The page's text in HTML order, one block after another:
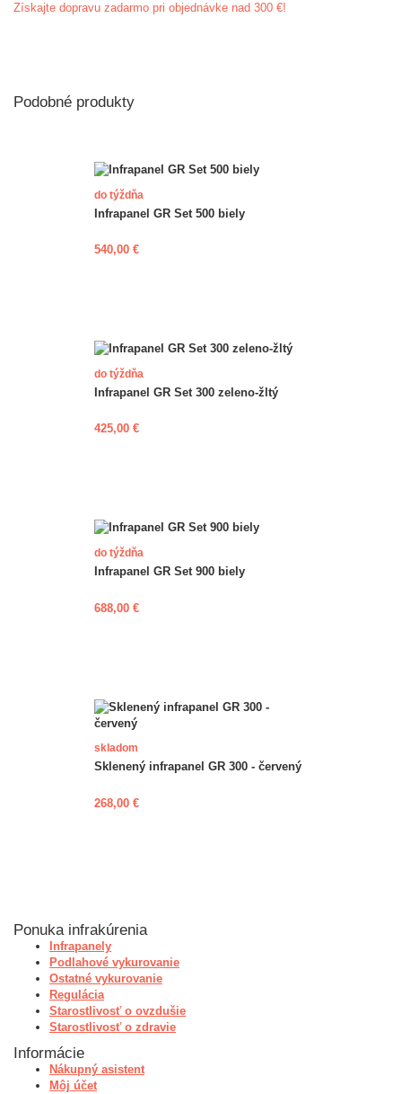
Získajte dopravu zadarmo pri objednávke nad 300 €!
Podobné produkty
do týždňa
Infrapanel GR Set 500 biely
540,00 €
do týždňa
Infrapanel GR Set 300 zeleno-žltý
425,00 €
do týždňa
Infrapanel GR Set 900 biely
688,00 €
skladom
Sklenený infrapanel GR 300 - červený
268,00 €
Ponuka infrakúrenia
Infrapanely
Podlahové vykurovanie
Ostatné vykurovanie
Regulácia
Starostlivosť o ovzdušie
Starostlivosť o zdravie
Informácie
Nákupný asistent
Môj účet